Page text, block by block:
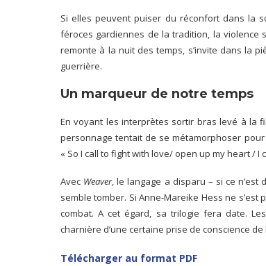
Si elles peuvent puiser du réconfort dans la
féroces gardiennes de la tradition, la violence
remonte à la nuit des temps, s’invite dans la
guerrière.
Un marqueur de notre temps
En voyant les interprètes sortir bras levé à la
personnage tentait de se métamorphoser
« So I call to fight with love/ open up my heart /
Avec Weaver, le langage a disparu – si ce
semble tomber. Si Anne-Mareike Hess ne
combat. A cet égard, sa trilogie fera date.
charnière d’une certaine prise de conscience
Télécharger au format PDF